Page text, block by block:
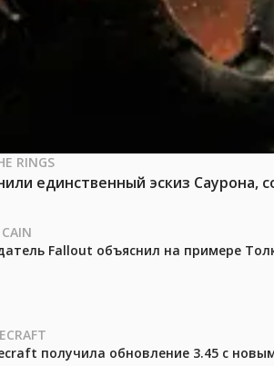
RINGS
единственный эскиз Саурона,
Fallout объяснил на примере
получила обновление 3.45 с